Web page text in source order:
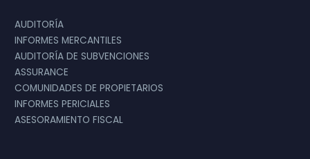
AUDITORÍA
INFORMES MERCANTILES
AUDITORÍA DE SUBVENCIONES
ASSURANCE
COMUNIDADES DE PROPIETARIOS
INFORMES PERICIALES
ASESORAMIENTO FISCAL